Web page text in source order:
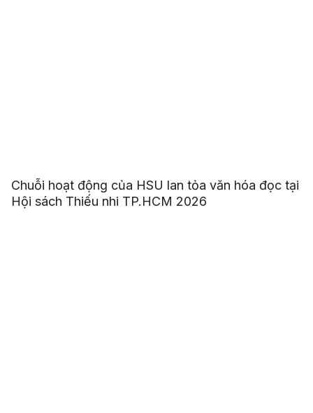
Chuỗi hoạt động của HSU lan tỏa văn hóa đọc tại
Hội sách Thiếu nhi TP.HCM 2026